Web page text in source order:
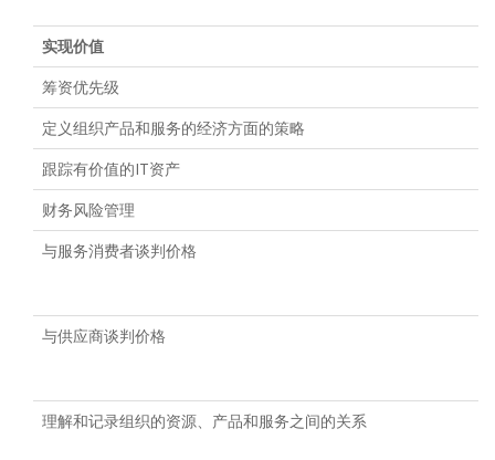
实现价值
筹资优先级
定义组织产品和服务的经济方面的策略
跟踪有价值的IT资产
财务风险管理
与服务消费者谈判价格
与供应商谈判价格
理解和记录组织的资源、产品和服务之间的关系